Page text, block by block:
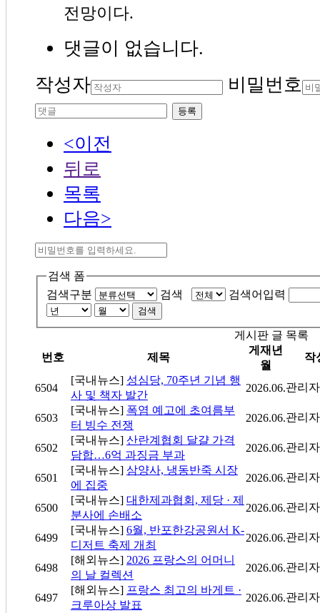
전망이다.
댓글이 없습니다.
작성자
비밀번호
등록
<이전
뒤로
목록
다음>
검색 폼
검색구분
검색 검색어입력
검색
게시판 글 목록
번호
제목
게재년
월
작
6504
[국내뉴스] 성심당, 70주년 기념 행
사 및 책자 발간
2026.06.관리자
6503
[국내뉴스] 폭염 예고에 초여름부
터 빙수 전쟁
2026.06.관리자
6502
[국내뉴스] 산란계협회 달걀 가격
담합…6억 과징금 부과
2026.06.관리자
6501
[국내뉴스] 삼양사, 냉동반죽 시장
에 집중
2026.06.관리자
6500
[국내뉴스] 대한제과협회, 제당 · 제
분사에 손배소
2026.06.관리자
6499
[국내뉴스] 6월, 반포한강공원서 K-
디저트 축제 개최
2026.06.관리자
6498
[해외뉴스] 2026 프랑스의 어머니
의 날 컬렉션
2026.06.관리자
6497
[해외뉴스] 프랑스 최고의 바게트 ·
크루아상 발표
2026.06.관리자